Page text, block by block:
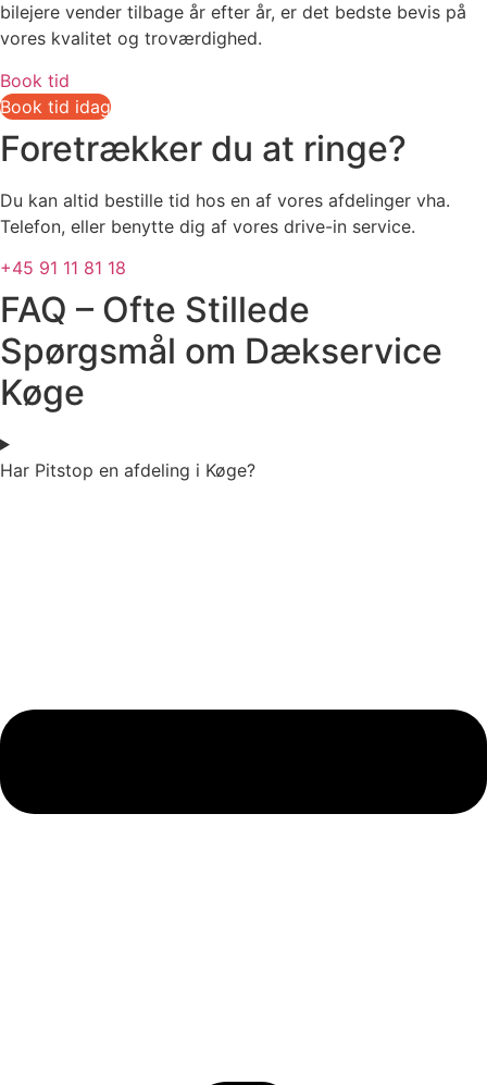
bilejere vender tilbage år efter år, er det bedste bevis på
vores kvalitet og troværdighed.
Book tid
Book tid idag
Foretrækker du at ringe?
Du kan altid bestille tid hos en af vores afdelinger vha.
Telefon, eller benytte dig af vores drive-in service.
+45 91 11 81 18
FAQ – Ofte Stillede
Spørgsmål om Dækservice
Køge
Har Pitstop en afdeling i Køge?